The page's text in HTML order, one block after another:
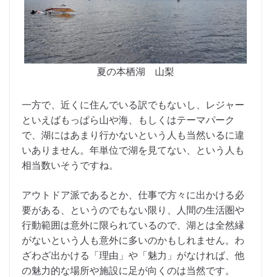
夏の本栖湖 山梨
一方で、近くに住んでいる訳でもないし、レジャー
といえばもっぱら山や海、もしくはテーマパーク
で、湖にはあまり行かないという人も当然いるに違
いありません。年単位で湖を見てない、という人も
相当数いそうですね。
アウトドア派であるとか、仕事で方々に出かける必
要がある、というのでもない限り、人間の生活圏や
行動範囲は意外に限られているので、湖とは全然縁
がないという人も意外に多いのかもしれません。わ
ざわざ出かける「理由」や「魅力」がなければ、他
の魅力的な場所や施設に足が向くのは当然です。